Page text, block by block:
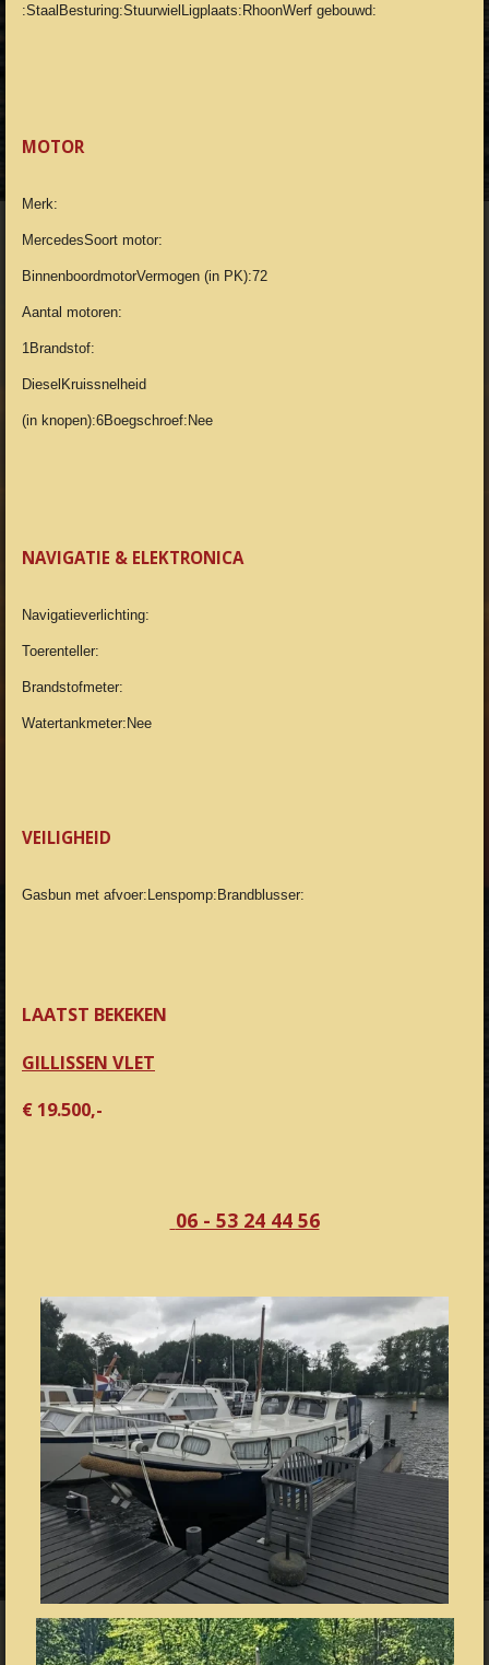
:StaalBesturing:StuurwielLigplaats:RhoonWerf gebouwd:
MOTOR
Merk:
MercedesSoort motor:
BinnenboordmotorVermogen (in PK):72
Aantal motoren:
1Brandstof:
DieselKruissnelheid
(in knopen):6Boegschroef:Nee
NAVIGATIE & ELEKTRONICA
Navigatieverlichting:
Toerenteller:
Brandstofmeter:
Watertankmeter:Nee
VEILIGHEID
Gasbun met afvoer: Lenspomp: Brandblusser:
LAATST BEKEKEN
GILLISSEN VLET
€ 19.500,-
06 - 53 24 44 56